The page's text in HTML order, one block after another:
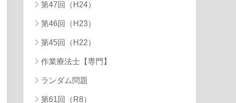
第47回（H24）
第46回（H23）
第45回（H22）
作業療法士【専門】
ランダム問題
第61回（R8）